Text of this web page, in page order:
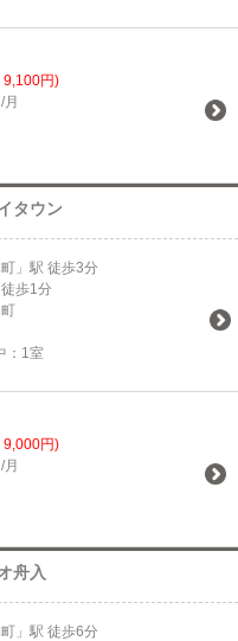
9,100円)
タウン
」駅 徒歩3分
歩1分
1室
9,000円)
舟入
」駅 徒歩6分